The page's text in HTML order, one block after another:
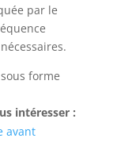
par le
forme
intéresser :
avant